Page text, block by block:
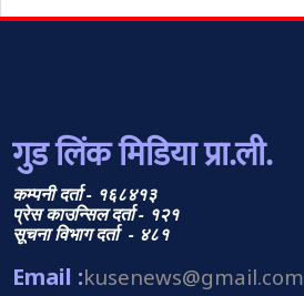
गुड लिंक मिडिया प्रा.ली.
कम्पनी दर्ता - १६८४१३
प्रेस काउन्सिल दर्ता - १२१
सूचना विभाग दर्ता - ४८१
Email :kusenews@gmail.com